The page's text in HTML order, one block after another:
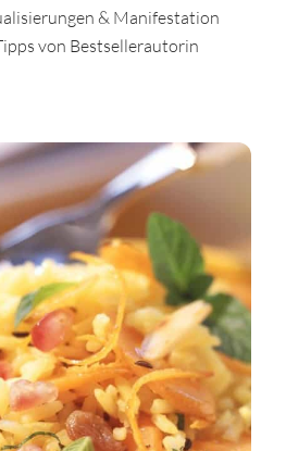
& Manifestation
von Bestsellerautorin